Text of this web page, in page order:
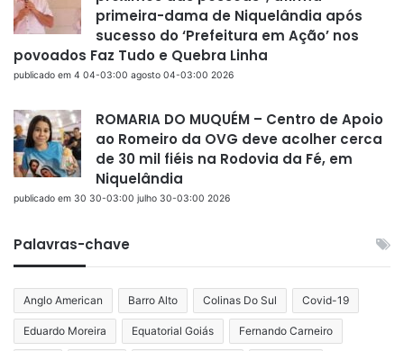
primeira-dama de Niquelândia após
sucesso do ‘Prefeitura em Ação’ nos
povoados Faz Tudo e Quebra Linha
publicado em 4 04-03:00 agosto 04-03:00 2026
ROMARIA DO MUQUÉM – Centro de Apoio
ao Romeiro da OVG deve acolher cerca
de 30 mil fiéis na Rodovia da Fé, em
Niquelândia
publicado em 30 30-03:00 julho 30-03:00 2026
Palavras-chave
Anglo American Barro Alto Colinas Do Sul Covid-19
Eduardo Moreira Equatorial Goiás Fernando Carneiro